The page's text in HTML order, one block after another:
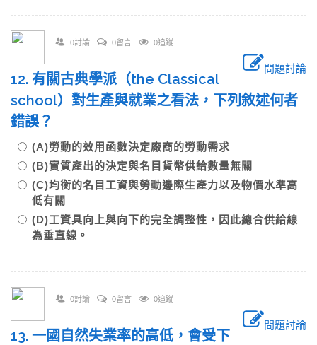
0討論 0留言 0追蹤
問題討論
12. 有關古典學派（the Classical
school）對生產與就業之看法，下列敘述何者
錯誤？
(A)勞動的效用函數決定廠商的勞動需求
(B)實質產出的決定與名目貨幣供給數量無關
(C)均衡的名目工資與勞動邊際生產力以及物價水準高
低有關
(D)工資具向上與向下的完全調整性，因此總合供給線
為垂直線。
0討論 0留言 0追蹤
問題討論
13. 一國自然失業率的高低，會受下